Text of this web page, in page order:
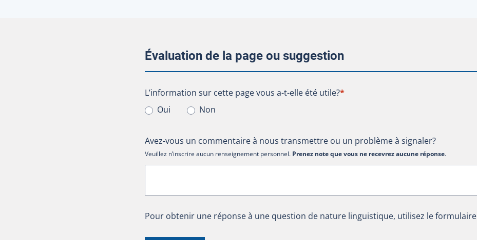
Évaluation de la page ou suggestion
L’information sur cette page vous a-t-elle été utile?
L’information sur cette page vous a-t-elle été utile?*
Oui
Non
Avez-vous un commentaire à nous transmettre ou un problème à signaler?
Veuillez n’inscrire aucun renseignement personnel. Prenez note que vous ne recevrez aucune réponse.
Pour obtenir une réponse à une question de nature linguistique, utilisez le formulaire